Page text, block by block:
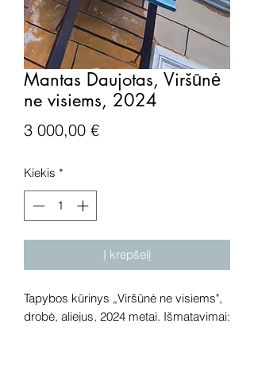
Mantas Daujotas, Viršūnė
ne visiems, 2024
3 000,00 €Price
Kiekis *
Į krepšelį
Tapybos kūrinys „Viršūnė ne visiems",
drobė, aliejus, 2024 metai. Išmatavimai: